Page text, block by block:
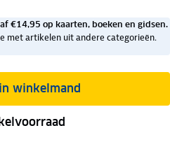
€14,95 op kaarten, boeken en gidsen.
met artikelen uit andere categorieën.
winkelmand